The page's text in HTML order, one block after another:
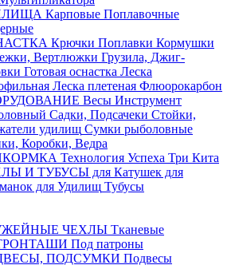
Карповые Поплавочные
Крючки Поплавки Кормушки
Вертлюжки Грузила, Джиг-
Готовая оснастка Леска
Леска плетеная Флюорокарбон
Весы Инструмент
Садки, Подсачеки Стойки,
удилищ Сумки рыболовные
Коробки, Ведра
Технология Успеха Три Кита
И ТУБУСЫ для Катушек для
для Удилищ Тубусы
ЧЕХЛЫ Тканевые
Под патроны
ПОДСУМКИ Подвесы